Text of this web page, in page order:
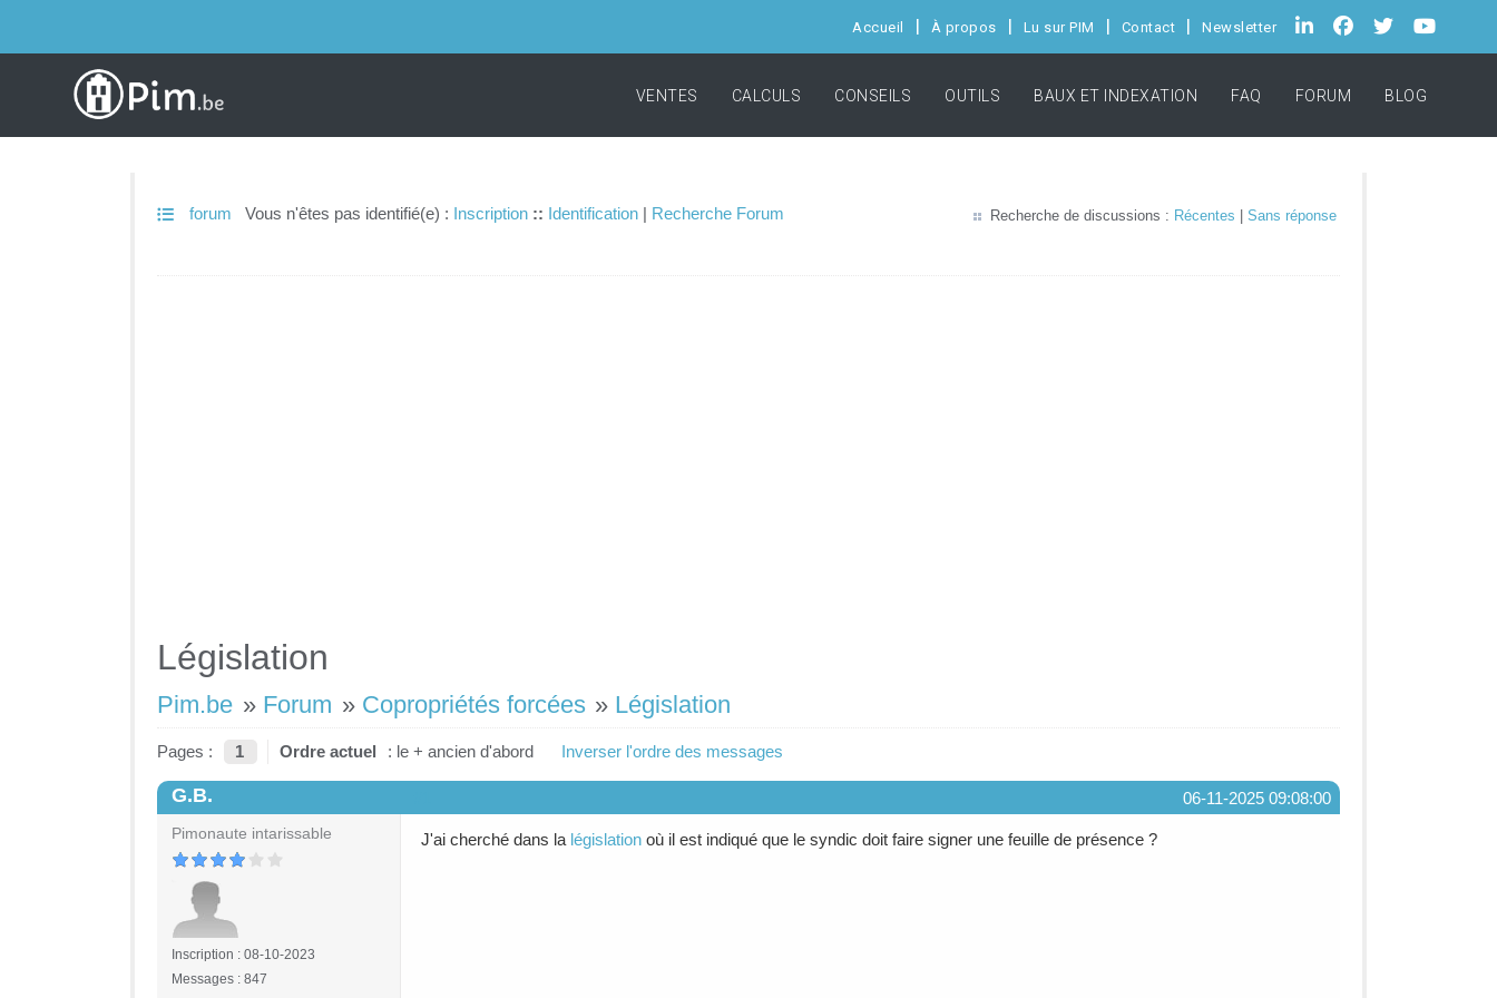
Accueil À propos Lu sur PIM Contact Newsletter
VENTES CALCULS CONSEILS OUTILS BAUX ET INDEXATION FAQ FORUM BLOG
forum Vous n'êtes pas identifié(e) : Inscription :: Identification | Recherche Forum Recherche de discussions : Récentes Sans réponse
Législation
Pim.be » Forum » Copropriétés forcées » Législation
Pages : 1 Ordre actuel : le + ancien d'abord Inverser l'ordre des messages
06-11-2025 09:08:00
G.B.
Pimonaute intarissable
Inscription : 08-10-2023
Messages : 847
J'ai cherché dans la législation où il est indiqué que le syndic doit faire signer une feuille de présence ?